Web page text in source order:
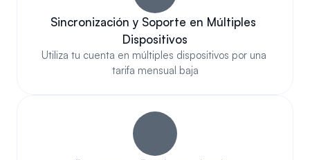
Sincronización y Soporte en Múltiples
Dispositivos
Utiliza tu cuenta en múltiples dispositivos por una
tarifa mensual baja